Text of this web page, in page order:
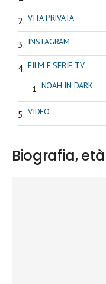
VITA PRIVATA
INSTAGRAM
FILM E SERIE TV
NOAH IN DARK
VIDEO
Biografia,